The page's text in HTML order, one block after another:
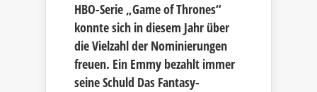
HBO-Serie „Game of Thrones“
konnte sich in diesem Jahr über
die Vielzahl der Nominierungen
freuen. Ein Emmy bezahlt immer
seine Schuld Das Fantasy-